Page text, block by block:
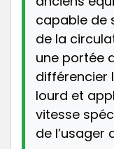
capable de
de la
une portée
différencier
lourd et
vitesse
de l’usager